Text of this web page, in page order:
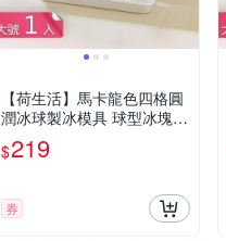
【荷生活】馬卡龍色四格圓
潤冰球製冰模具 球型冰塊不
易融化易脫模製冰盒-大號1
入組
$219
券